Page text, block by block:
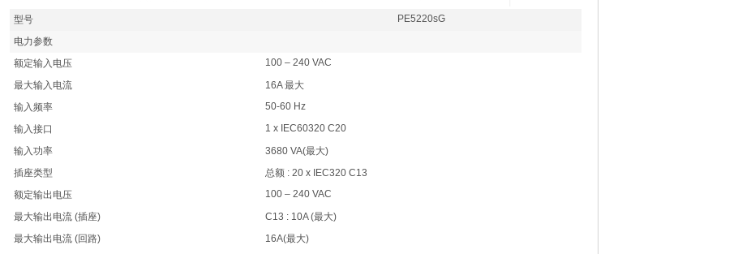
型号
PE5220sG
电力参数
额定输入电压
100 – 240 VAC
最大输入电流
16A 最大
输入频率
50-60 Hz
输入接口
1 x IEC60320 C20
输入功率
3680 VA(最大)
插座类型
总额 : 20 x IEC320 C13
额定输出电压
100 – 240 VAC
最大输出电流 (插座)
C13 : 10A (最大)
最大输出电流 (回路)
16A(最大)